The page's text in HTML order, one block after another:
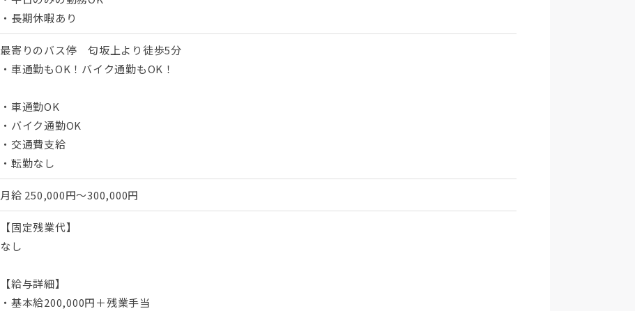
・長期休暇あり
最寄りのバス停 匂坂上より徒歩5分
・車通勤もOK！バイク通勤もOK！
・車通勤OK
・バイク通勤OK
・交通費支給
・転勤なし
月給 250,000円～300,000円
【固定残業代】
なし
【給与詳細】
・基本給200,000円＋残業手当